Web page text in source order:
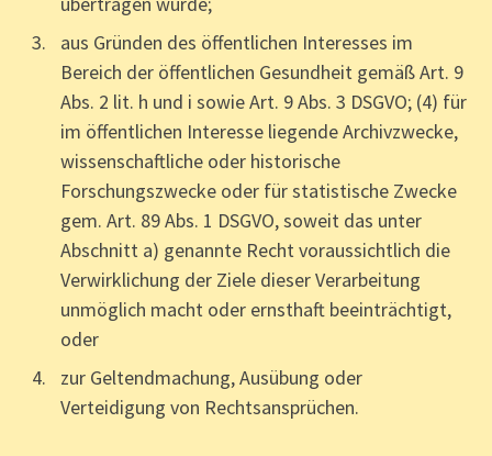
aus Gründen des öffentlichen Interesses im
Bereich der öffentlichen Gesundheit gemäß Art. 9
Abs. 2 lit. h und i sowie Art. 9 Abs. 3 DSGVO; (4) für
im öffentlichen Interesse liegende Archivzwecke,
wissenschaftliche oder historische
Forschungszwecke oder für statistische Zwecke
gem. Art. 89 Abs. 1 DSGVO, soweit das unter
Abschnitt a) genannte Recht voraussichtlich die
Verwirklichung der Ziele dieser Verarbeitung
unmöglich macht oder ernsthaft beeinträchtigt,
oder
zur Geltendmachung, Ausübung oder
Verteidigung von Rechtsansprüchen.